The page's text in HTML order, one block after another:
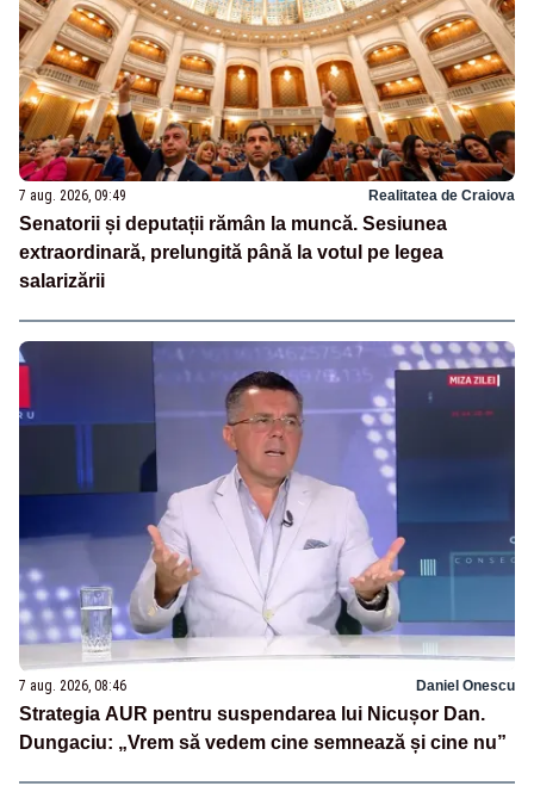
7 aug. 2026, 09:49 Realitatea de Craiova
Senatorii și deputații rămân la muncă. Sesiunea
extraordinară, prelungită până la votul pe legea
salarizării
7 aug. 2026, 08:46 Daniel Onescu
Strategia AUR pentru suspendarea lui Nicușor Dan.
Dungaciu: „Vrem să vedem cine semnează și cine nu”